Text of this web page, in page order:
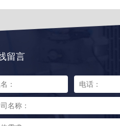
留言